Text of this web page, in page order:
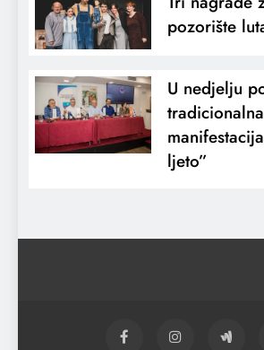
pozorište
U nedjelju
ljeto”